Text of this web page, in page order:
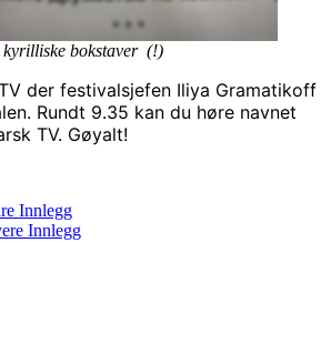
kyrilliske bokstaver (!)
der festivalsjefen Iliya Gramatikoff
Rundt 9.35 kan du høre navnet
TV. Gøyalt!
Innlegg
Innlegg